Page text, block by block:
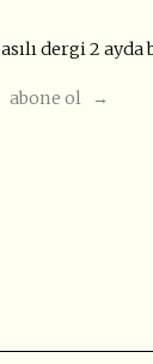
dergi 2 ayda
abone ol →